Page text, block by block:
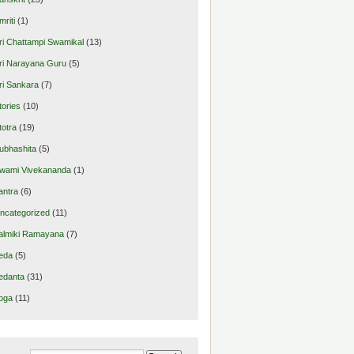
(1)
Chattampi Swamikal(13)
Narayana Guru(5)
Sankara(7)
(10)
(19)
(5)
Vivekananda(1)
(6)
(11)
Ramayana(7)
(5)
(31)
(11)